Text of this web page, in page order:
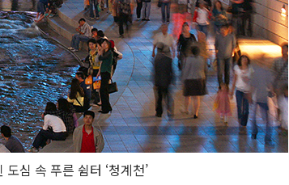
심 속 푸른 쉼터 ‘청계천’